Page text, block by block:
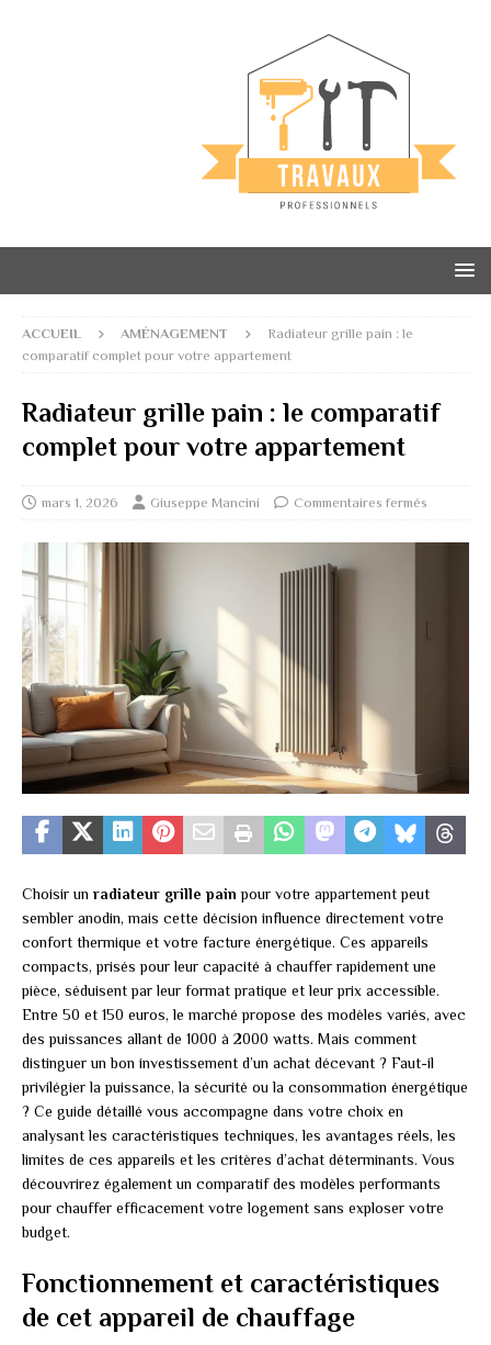
ACCUEIL AMÉNAGEMENT
Radiateur grille pain : le
comparatif complet pour votre appartement
Radiateur grille pain : le comparatif
complet pour votre appartement
mars 1, 2026 Giuseppe Mancini Commentaires fermés
Choisir un radiateur grille pain pour votre appartement peut
sembler anodin, mais cette décision influence directement votre
confort thermique et votre facture énergétique. Ces appareils
compacts, prisés pour leur capacité à chauffer rapidement une
pièce, séduisent par leur format pratique et leur prix accessible.
Entre 50 et 150 euros, le marché propose des modèles variés, avec
des puissances allant de 1000 à 2000 watts. Mais comment
distinguer un bon investissement d’un achat décevant ? Faut-il
privilégier la puissance, la sécurité ou la consommation énergétique
? Ce guide détaillé vous accompagne dans votre choix en
analysant les caractéristiques techniques, les avantages réels, les
limites de ces appareils et les critères d’achat déterminants. Vous
découvrirez également un comparatif des modèles performants
pour chauffer efficacement votre logement sans exploser votre
budget.
Fonctionnement et caractéristiques
de cet appareil de chauffage